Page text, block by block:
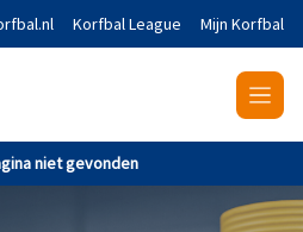
Korfbal League Mijn Korfbal
niet gevonden